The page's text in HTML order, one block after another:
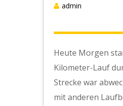
admin
Heute Morgen
Kilometer-Lauf
Strecke war
mit anderen